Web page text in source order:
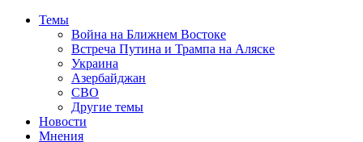
Темы
Война на Ближнем Востоке
Встреча Путина и Трампа на Аляске
Украина
Азербайджан
СВО
Другие темы
Новости
Мнения